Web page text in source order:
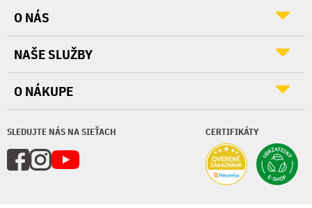
SLEDUJTE NÁS NA SIEŤACH CERTIFIKÁTY
O NÁS
NAŠE SLUŽBY
O NÁKUPE